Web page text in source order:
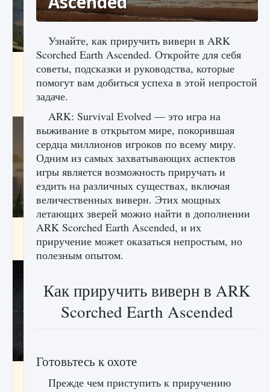
Как исправить ошибку Palworld «Идет
сохранение мира — Невозможно начать
сохранение данных мира»
9 августа 2024
Как заработать медали лиги Clash of Clans
9 августа 2024 2 599 0 1
Узнайте, как приручить виверн в ARK
Scorched Earth Ascended. Откройте для себя
советы, подсказки и руководства, которые
помогут вам добиться успеха в этой непростой
задаче.
ARK: Survival Evolved — это игра на
выживание в открытом мире, покорившая
сердца миллионов игроков по всему миру.
Одним из самых захватывающих аспектов
игры является возможность приручать и
ездить на различных существах, включая
величественных виверн. Этих мощных
летающих зверей можно найти в дополнении
ARK Scorched Earth Ascended, и их
приручение может оказаться непростым, но
полезным опытом.
Как приручить виверн в ARK
Scorched Earth Ascended
Готовьтесь к охоте
Прежде чем приступить к приручению